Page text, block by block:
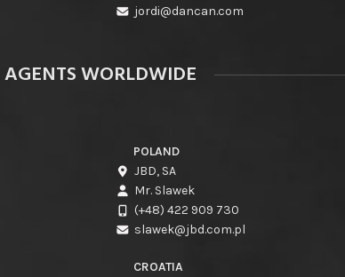
jordi@dancan.com
AGENTS WORLDWIDE
POLAND
JBD, SA
Mr. Slawek
(+48) 422 909 730
slawek@jbd.com.pl
CROATIA